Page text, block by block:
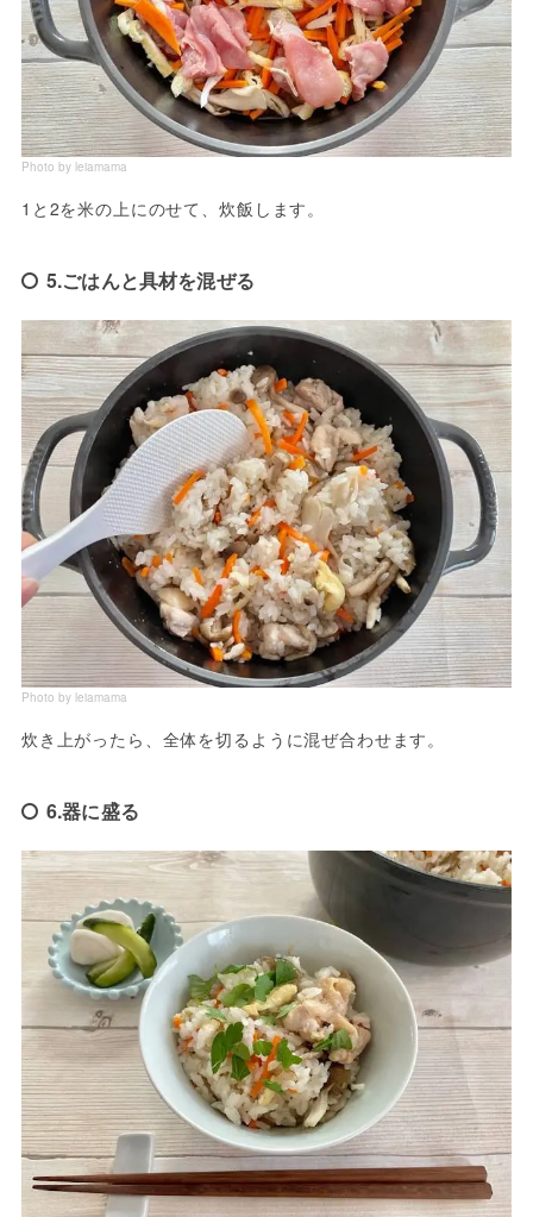
Photo by leiamama
1と2を米の上にのせて、炊飯します。
5.ごはんと具材を混ぜる
Photo by leiamama
炊き上がったら、全体を切るように混ぜ合わせます。
6.器に盛る